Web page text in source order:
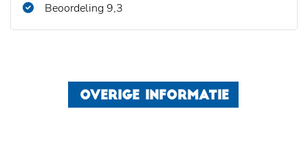
Beoordeling 9,3
OVERIGE INFORMATIE